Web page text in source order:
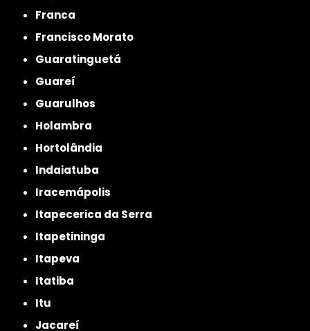
Franca
Francisco Morato
Guaratinguetá
Guareí
Guarulhos
Holambra
Hortolândia
Indaiatuba
Iracemápolis
Itapecerica da Serra
Itapetininga
Itapeva
Itatiba
Itu
Jacareí